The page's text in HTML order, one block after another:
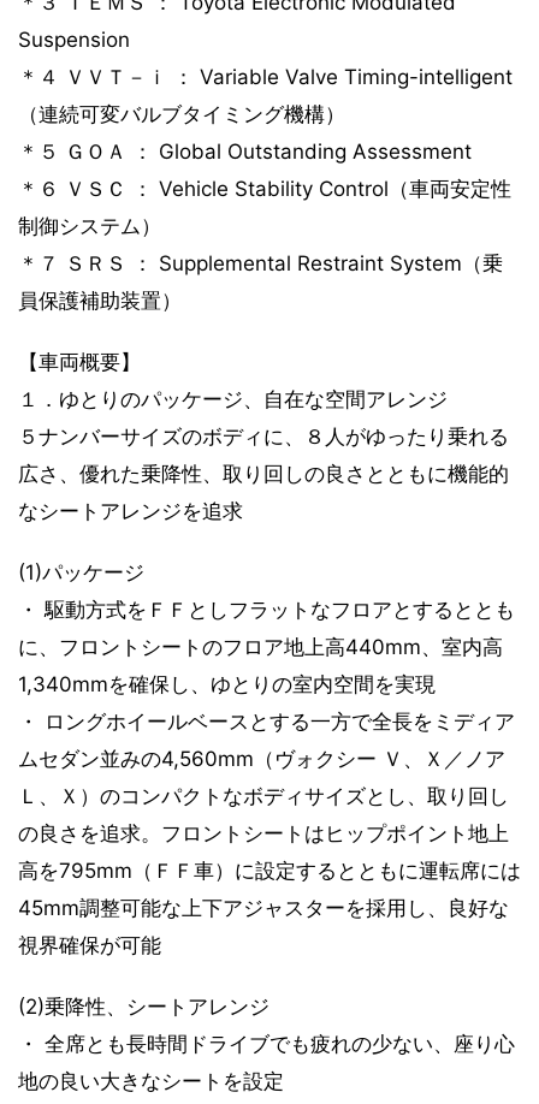
Suspension
＊４ ＶＶＴ－ｉ ： Variable Valve Timing-intelligent
（連続可変バルブタイミング機構）
＊５ ＧＯＡ ： Global Outstanding Assessment
＊６ ＶＳＣ ： Vehicle Stability Control（車両安定性
制御システム）
＊７ ＳＲＳ ： Supplemental Restraint System（乗
員保護補助装置）
【車両概要】
１．ゆとりのパッケージ、自在な空間アレンジ
５ナンバーサイズのボディに、８人がゆったり乗れる
広さ、優れた乗降性、取り回しの良さとともに機能的
なシートアレンジを追求
(1)パッケージ
・ 駆動方式をＦＦとしフラットなフロアとするととも
に、フロントシートのフロア地上高440mm、室内高
1,340mmを確保し、ゆとりの室内空間を実現
・ ロングホイールベースとする一方で全長をミディア
ムセダン並みの4,560mm（ヴォクシー Ｖ、Ｘ／ノア
Ｌ、Ｘ）のコンパクトなボディサイズとし、取り回し
の良さを追求。フロントシートはヒップポイント地上
高を795mm（ＦＦ車）に設定するとともに運転席には
45mm調整可能な上下アジャスターを採用し、良好な
視界確保が可能
(2)乗降性、シートアレンジ
・ 全席とも長時間ドライブでも疲れの少ない、座り心
地の良い大きなシートを設定